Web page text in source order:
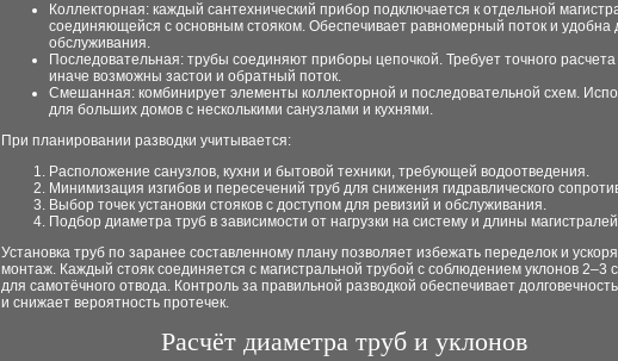
Коллекторная: каждый сантехнический прибор подключается к отдельной
соединяющейся с основным стояком. Обеспечивает равномерный поток и удобна
обслуживания.
Последовательная: трубы соединяют приборы цепочкой. Требует точного расчета
иначе возможны застои и обратный поток.
Смешанная: комбинирует элементы коллекторной и последовательной схем.
для больших домов с несколькими санузлами и кухнями.
При планировании разводки учитывается:
Расположение санузлов, кухни и бытовой техники, требующей водоотведения.
Минимизация изгибов и пересечений труб для снижения гидравлического
Выбор точек установки стояков с доступом для ревизий и обслуживания.
Подбор диаметра труб в зависимости от нагрузки на систему и длины
Установка труб по заранее составленному плану позволяет избежать переделок и
монтаж. Каждый стояк соединяется с магистральной трубой с соблюдением уклонов 2–3
для самотёчного отвода. Контроль за правильной разводкой обеспечивает
и снижает вероятность протечек.
Расчёт диаметра труб и уклонов